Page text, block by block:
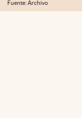
Fuente: Archivo